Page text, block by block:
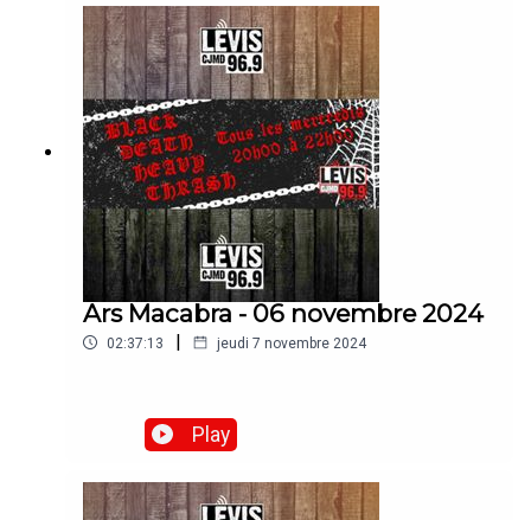
Ars Macabra - 06 novembre 2024
02:37:13 | jeudi 7 novembre 2024
Play